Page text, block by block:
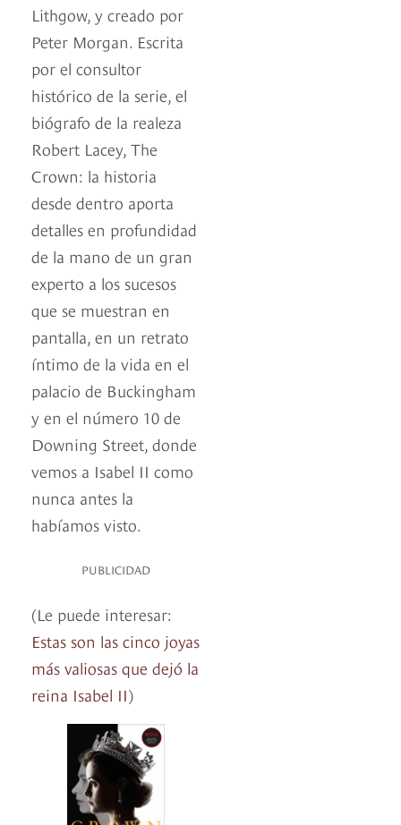
Lithgow, y creado por
Peter Morgan. Escrita
por el consultor
histórico de la serie, el
biógrafo de la realeza
Robert Lacey, The
Crown: la historia
desde dentro aporta
detalles en profundidad
de la mano de un gran
experto a los sucesos
que se muestran en
pantalla, en un retrato
íntimo de la vida en el
palacio de Buckingham
y en el número 10 de
Downing Street, donde
vemos a Isabel II como
nunca antes la
habíamos visto.
PUBLICIDAD
(Le puede interesar:
Estas son las cinco joyas
más valiosas que dejó la
reina Isabel II)